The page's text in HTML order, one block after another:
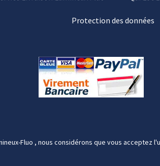
Protection des données
Fluo , nous considérons que vous acceptez